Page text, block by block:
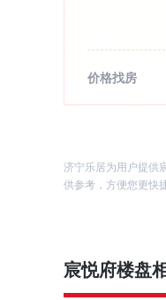
价格找房
济宁乐居为用户提供
供参考，方便您更快
宸悦府楼盘